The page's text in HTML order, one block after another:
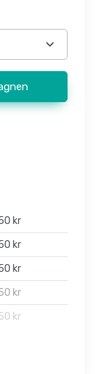
kr
kr
kr
kr
kr